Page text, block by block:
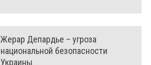
Жерар Депардье – угроза
национальной безопасности
Украины